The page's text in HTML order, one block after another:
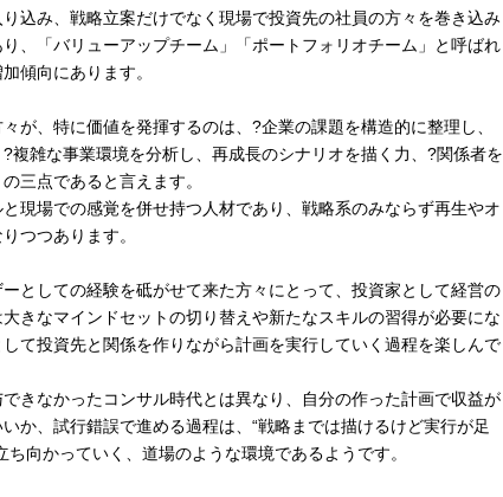
込み、戦略立案だけでなく現場で投資先の社員の方々を巻き込み
、「バリューアップチーム」「ポートフォリオチーム」と呼ばれ
傾向にあります。
が、特に価値を発揮するのは、?企業の課題を構造的に整理し、
雑な事業環境を分析し、再成長のシナリオを描く力、?関係者を
三点であると言えます。
現場での感覚を併せ持つ人材であり、戦略系のみならず再生やオ
つつあります。
としての経験を砥がせて来た方々にとって、投資家として経営の
きなマインドセットの切り替えや新たなスキルの習得が必要にな
て投資先と関係を作りながら計画を実行していく過程を楽しんで
きなかったコンサル時代とは異なり、自分の作った計画で収益が
か、試行錯誤で進める過程は、“戦略までは描けるけど実行が足
ち向かっていく、道場のような環境であるようです。